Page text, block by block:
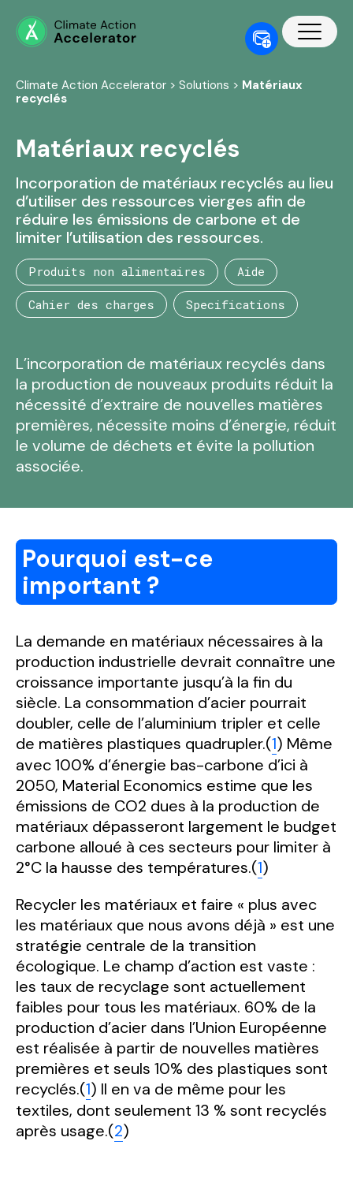
Climate Action Accelerator > Solutions > Matériaux
recyclés
Matériaux recyclés
Incorporation de matériaux recyclés au lieu
d’utiliser des ressources vierges afin de
réduire les émissions de carbone et de
limiter l’utilisation des ressources.
Produits non alimentaires Aide
Cahier des charges Specifications
L’incorporation de matériaux recyclés dans
la production de nouveaux produits réduit la
nécessité d’extraire de nouvelles matières
premières, nécessite moins d’énergie, réduit
le volume de déchets et évite la pollution
associée.
Pourquoi est-ce
important ?
La demande en matériaux nécessaires à la
production industrielle devrait connaître une
croissance importante jusqu’à la fin du
siècle. La consommation d’acier pourrait
doubler, celle de l’aluminium tripler et celle
de matières plastiques quadrupler.(1) Même
avec 100% d’énergie bas-carbone d’ici à
2050, Material Economics estime que les
émissions de CO2 dues à la production de
matériaux dépasseront largement le budget
carbone alloué à ces secteurs pour limiter à
2°C la hausse des températures.(1)
Recycler les matériaux et faire « plus avec
les matériaux que nous avons déjà » est une
stratégie centrale de la transition
écologique. Le champ d’action est vaste :
les taux de recyclage sont actuellement
faibles pour tous les matériaux. 60% de la
production d’acier dans l’Union Européenne
est réalisée à partir de nouvelles matières
premières et seuls 10% des plastiques sont
recyclés.(1) Il en va de même pour les
textiles, dont seulement 13 % sont recyclés
après usage.(2)